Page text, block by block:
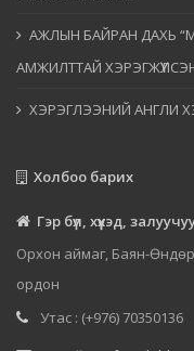
АЖЛЫН БАЙРАН ДАХЬ
АМЖИЛТТАЙ
ХЭРЭГЛЭЭНИЙ АНГЛИ
Холбоо барих
Гэр бүл, хүүхэд,
Орхон аймаг, Баян-
ордон
Утас : (+976) 70350136